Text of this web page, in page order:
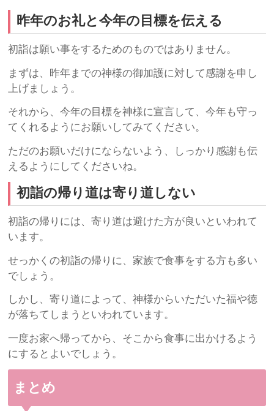
昨年のお礼と今年の目標を伝える
初詣は願い事をするためのものではありません。
まずは、昨年までの神様の御加護に対して感謝を申し
上げましょう。
それから、今年の目標を神様に宣言して、今年も守っ
てくれるようにお願いしてみてください。
ただのお願いだけにならないよう、しっかり感謝も伝
えるようにしてくださいね。
初詣の帰り道は寄り道しない
初詣の帰りには、寄り道は避けた方が良いといわれて
います。
せっかくの初詣の帰りに、家族で食事をする方も多い
でしょう。
しかし、寄り道によって、神様からいただいた福や徳
が落ちてしまうといわれています。
一度お家へ帰ってから、そこから食事に出かけるよう
にするとよいでしょう。
まとめ